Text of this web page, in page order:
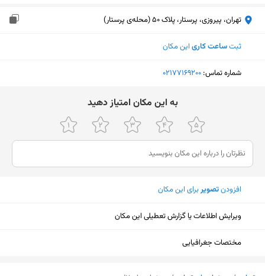
تهران، پیروزی، پرستار، پلاک 50 (محله‌ی پرستار)
ثبتساعت کاری این مکان
شماره تماس: ‎02177169200
ﺑﻪ اﯾﻦ ﻣﮑﺎن اﻣﺘﯿﺎز دﻫﯿﺪ
افزودنتصویربرای این مکان
ویرایش اطلاعات یا گزارش تعطیلی این مکان
مختصات جغرافیایی